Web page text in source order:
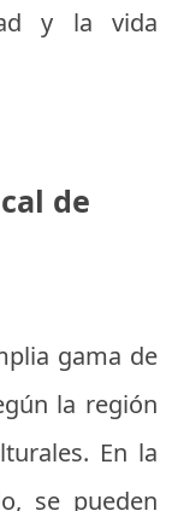
y la vida
de
gama de
la región
En la
se pueden